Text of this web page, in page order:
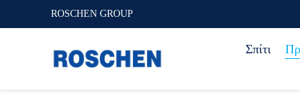
ROSCHEN GROUP
Σπίτι